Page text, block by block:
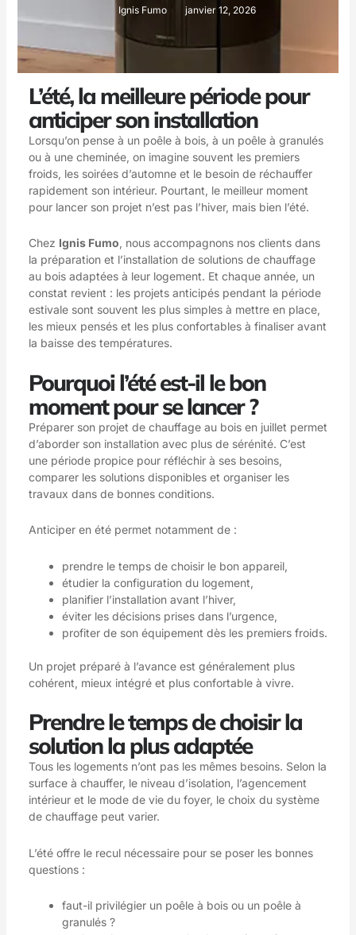
Ignis Fumo janvier 12, 2026
L’été, la meilleure période pour
anticiper son installation
Lorsqu’on pense à un poêle à bois, à un poêle à granulés
ou à une cheminée, on imagine souvent les premiers
froids, les soirées d’automne et le besoin de réchauffer
rapidement son intérieur. Pourtant, le meilleur moment
pour lancer son projet n’est pas l’hiver, mais bien l’été.
Chez Ignis Fumo, nous accompagnons nos clients dans
la préparation et l’installation de solutions de chauffage
au bois adaptées à leur logement. Et chaque année, un
constat revient : les projets anticipés pendant la période
estivale sont souvent les plus simples à mettre en place,
les mieux pensés et les plus confortables à finaliser avant
la baisse des températures.
Pourquoi l’été est-il le bon
moment pour se lancer ?
Préparer son projet de chauffage au bois en juillet permet
d’aborder son installation avec plus de sérénité. C’est
une période propice pour réfléchir à ses besoins,
comparer les solutions disponibles et organiser les
travaux dans de bonnes conditions.
Anticiper en été permet notamment de :
prendre le temps de choisir le bon appareil,
étudier la configuration du logement,
planifier l’installation avant l’hiver,
éviter les décisions prises dans l’urgence,
profiter de son équipement dès les premiers froids.
Un projet préparé à l’avance est généralement plus
cohérent, mieux intégré et plus confortable à vivre.
Prendre le temps de choisir la
solution la plus adaptée
Tous les logements n’ont pas les mêmes besoins. Selon la
surface à chauffer, le niveau d’isolation, l’agencement
intérieur et le mode de vie du foyer, le choix du système
de chauffage peut varier.
L’été offre le recul nécessaire pour se poser les bonnes
questions :
faut-il privilégier un poêle à bois ou un poêle à
granulés ?